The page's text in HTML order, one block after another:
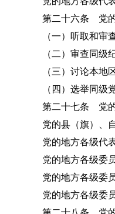
第二十六条 党的
（一）听取和审查
（二）审查同级纪
（三）讨论本地区
（四）选举同级党
第二十七条 党的省
党的县（旗）、自
党的地方各级代表
党的地方各级委员
党的地方各级委员
党的地方各级委员